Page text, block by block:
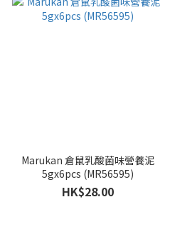
Marukan 倉鼠乳酸菌味營養泥
5gx6pcs (MR56595)
HK$28.00